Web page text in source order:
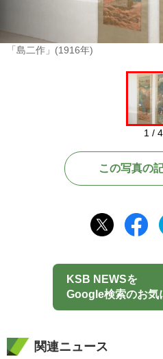
「島二作」(1916年)
1 / 4
この写真の
KSB NEWSを
Google検索のお気
関連ニュース